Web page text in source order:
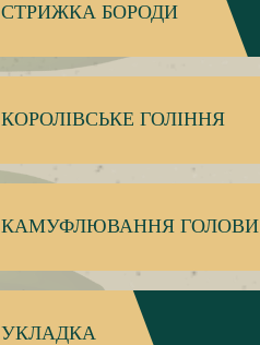
СТРИЖКА БОРОДИ
КОРОЛІВСЬКЕ ГОЛІННЯ
КАМУФЛЮВАННЯ ГОЛОВИ
УКЛАДКА